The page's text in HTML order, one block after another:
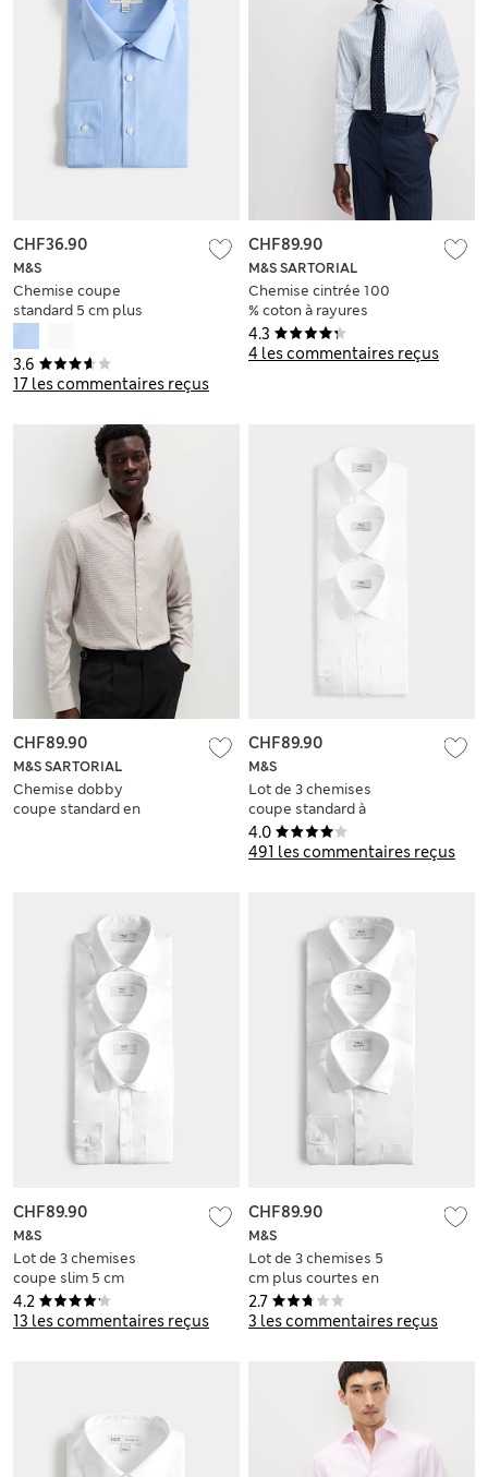
3.6
17 les commentaires reçus
M&S
Chemise coupe
standard 5 cm plus
mélangé
CHF36.90
4.3
4 les commentaires reçus
M&S SARTORIAL
Chemise cintrée 100
% coton à rayures
CHF89.90
M&S SARTORIAL
Chemise dobby
coupe standard en
CHF89.90
4.0
491 les commentaires reçus
M&S
Lot de 3 chemises
coupe standard à
manches longues,
repassage facile
CHF89.90
4.2
13 les commentaires reçus
M&S
Lot de 3 chemises
coupe slim 5 cm
plus courtes à
manches longues,
CHF89.90
2.7
3 les commentaires reçus
M&S
Lot de 3 chemises 5
cm plus courtes en
coton mélangé
CHF89.90